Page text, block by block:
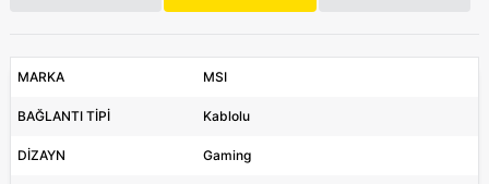
MARKA MSI
BAĞLANTI TİPİ Kablolu
DİZAYN Gaming